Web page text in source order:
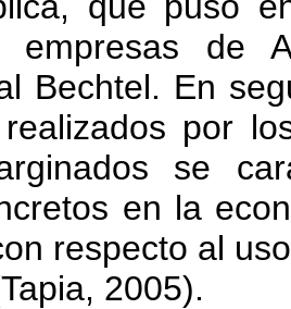
empresas de
Bechtel. En
por
se
en la
respecto al
2005).